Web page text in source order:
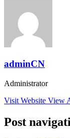
adminCN
Administrator
Visit Website View
Post